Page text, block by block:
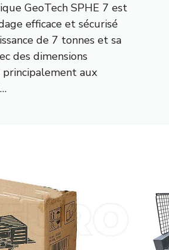
GeoTech SPHE 7 est
efficace et sécurisé
de 7 tonnes et sa
des dimensions
principalement aux